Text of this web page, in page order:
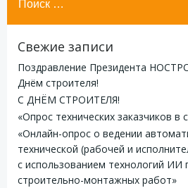
Свежие записи
Поздравление Президента
Днём строителя!
С ДНЁМ СТРОИТЕЛЯ!
«Опрос технических заказчиков в
«Онлайн-опрос о ведении
технической (рабочей и
с использованием технологий ИИ
строительно-монтажных работ»